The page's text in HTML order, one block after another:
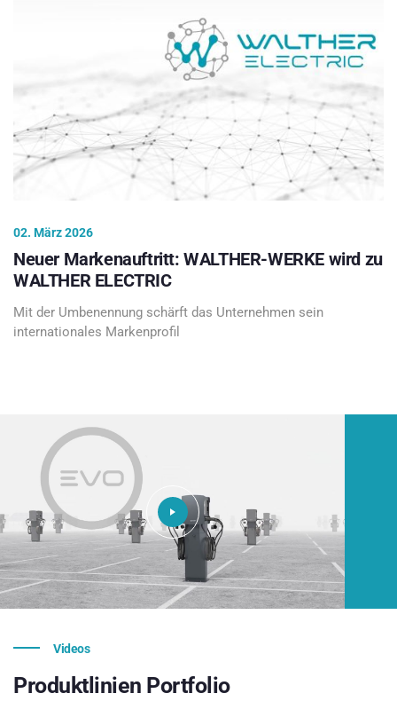
02. März 2026
Neuer Markenauftritt: WALTHER-WERKE wird zu
WALTHER ELECTRIC
Mit der Umbenennung schärft das Unternehmen sein
internationales Markenprofil
Videos
Produktlinien Portfolio